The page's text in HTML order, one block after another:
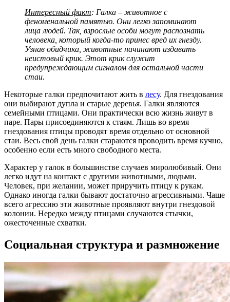
Интересный факт: Галка – животное с
феноменальной памятью. Они легко запоминают
лица людей. Так, взрослые особи могут распознать
человека, который когда-то принес вред их гнезду.
Узнав обидчика, животные начинают издавать
неистовый крик. Этот крик служит
предупреждающим сигналом для остальной части
стаи.
Некоторые галки предпочитают жить в лесу. Для гнездования
они выбирают дупла и старые деревья. Галки являются
семейными птицами. Они практически всю жизнь живут в
паре. Пары присоединяются к стаям. Лишь во время
гнездования птицы проводят время отдельно от основной
стаи. Весь свой день галки стараются проводить время кучно,
особенно если есть много свободного места.
Характер у галок в большинстве случаев миролюбивый. Они
легко идут на контакт с другими животными, людьми.
Человек, при желании, может приручить птицу к рукам.
Однако иногда галки бывают достаточно агрессивными. Чаще
всего агрессию эти животные проявляют внутри гнездовой
колонии. Нередко между птицами случаются стычки,
ожесточенные схватки.
Социальная структура и размножение